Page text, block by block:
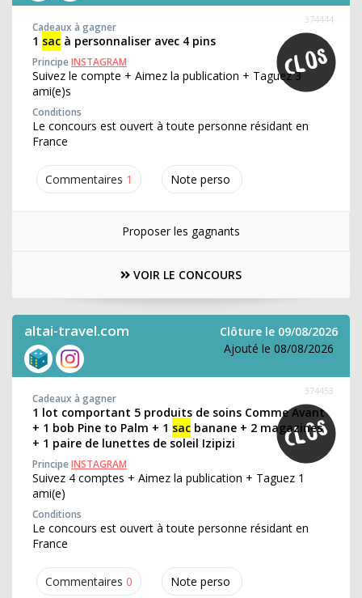
Commentaires 1 Note perso
374444
Cadeaux à gagner
1 sac à personnaliser avec 4 pins
PrincipeINSTAGRAM
Suivez le compte + Aimez la publication + Taguez 3
ami(e)s
Conditions
Le concours est ouvert à toute personne résidant en
France
Proposer les gagnants
VOIR LE CONCOURS
altai-travel.com
Clôture le 09/08/2026
Ajouté le 08/08/2026
Commentaires 0 Note perso
374453
Cadeaux à gagner
1 lot comportant 5 produits de soins Comme Avant
+ 1 bob Pine to Palm + 1 sac banane + 2 magazines
+ 1 paire de lunettes de soleil Izipizi
PrincipeINSTAGRAM
Suivez 4 comptes + Aimez la publication + Taguez 1
ami(e)
Conditions
Le concours est ouvert à toute personne résidant en
France